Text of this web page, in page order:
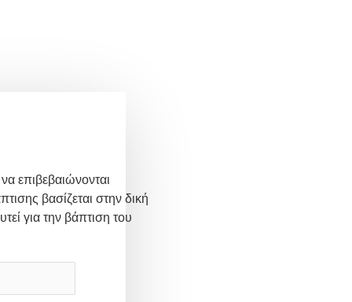
επιβεβαιώνονται
βασίζεται στην δική
για την βάπτιση του